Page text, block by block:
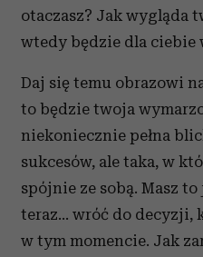
otaczasz? Jak wygląda
wtedy będzie dla ciebie
Daj się temu obrazowi
to będzie twoja
niekoniecznie pełna
sukcesów, ale taka, w
spójnie ze sobą. Masz
teraz… wróć do decyzji,
w tym momencie. Jak